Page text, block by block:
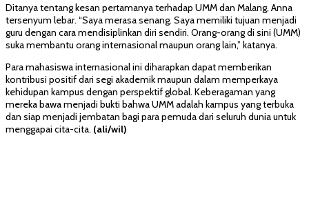
Ditanya tentang kesan pertamanya terhadap UMM dan Malang, Anna
tersenyum lebar. “Saya merasa senang. Saya memiliki tujuan menjadi
guru dengan cara mendisiplinkan diri sendiri. Orang-orang di sini (UMM)
suka membantu orang internasional maupun orang lain,” katanya.
Para mahasiswa internasional ini diharapkan dapat memberikan
kontribusi positif dari segi akademik maupun dalam memperkaya
kehidupan kampus dengan perspektif global. Keberagaman yang
mereka bawa menjadi bukti bahwa UMM adalah kampus yang terbuka
dan siap menjadi jembatan bagi para pemuda dari seluruh dunia untuk
menggapai cita-cita. (ali/wil)